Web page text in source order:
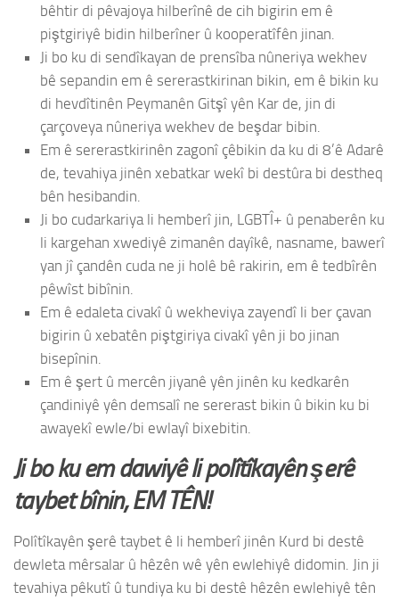
bêhtir di pêvajoya hilberînê de cih bigirin em ê
piştgiriyê bidin hilberîner û kooperatîfên jinan.
Ji bo ku di sendîkayan de prensîba nûneriya wekhev
bê sepandin em ê sererastkirinan bikin, em ê bikin ku
di hevdîtinên Peymanên Gitşî yên Kar de, jin di
çarçoveya nûneriya wekhev de beşdar bibin.
Em ê sererastkirinên zagonî çêbikin da ku di 8’ê Adarê
de, tevahiya jinên xebatkar wekî bi destûra bi destheq
bên hesibandin.
Ji bo cudarkariya li hemberî jin, LGBTÎ+ û penaberên ku
li kargehan xwediyê zimanên dayîkê, nasname, bawerî
yan jî çandên cuda ne ji holê bê rakirin, em ê tedbîrên
pêwîst bibînin.
Em ê edaleta civakî û wekheviya zayendî li ber çavan
bigirin û xebatên piştgiriya civakî yên ji bo jinan
bisepînin.
Em ê şert û mercên jiyanê yên jinên ku kedkarên
çandiniyê yên demsalî ne sererast bikin û bikin ku bi
awayekî ewle/bi ewlayî bixebitin.
Ji bo ku em dawiyê li polîtîkayên şerê
taybet bînin, EM TÊN!
Polîtîkayên şerê taybet ê li hemberî jinên Kurd bi destê
dewleta mêrsalar û hêzên wê yên ewlehiyê didomin. Jin ji
tevahiya pêkutî û tundiya ku bi destê hêzên ewlehiyê tên